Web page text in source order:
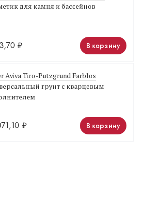
для камня и бассейнов
₽ В корзину
Aviva Tiro-Putzgrund Farblos
грунт с кварцевым
₽ В корзину